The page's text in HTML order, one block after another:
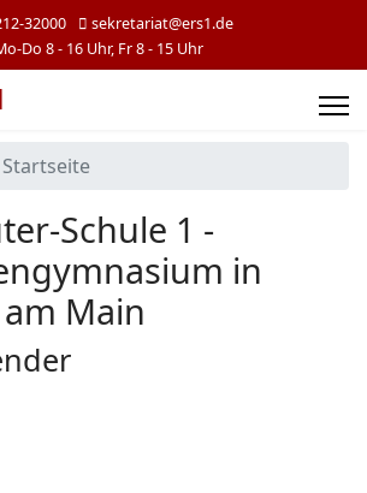
32000
sekretariat@ers1.de
Do 8 - 16 Uhr, Fr 8 - 15 Uhr
Startseite
Schule 1 -
in
Main